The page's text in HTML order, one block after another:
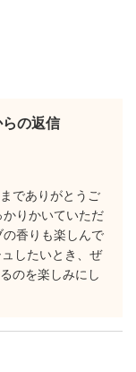
の返信
でありがとうご
りかいていただ
香りも楽しんで
したいとき、ぜ
のを楽しみにし